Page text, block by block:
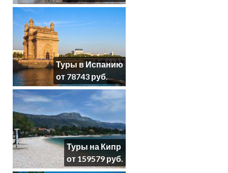
Туры в Испанию
от 78743 руб.
Туры на Кипр
от 159579 руб.